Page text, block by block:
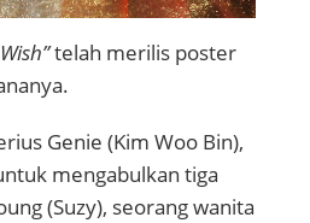
telah merilis poster
Genie (Kim Woo Bin),
mengabulkan tiga
(Suzy), seorang wanita